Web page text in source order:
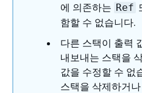
에 의존하는 Ref
함할 수 없습니다.
다른 스택이 출력
내보내는 스택을
값을 수정할 수 없
스택을 삭제하거